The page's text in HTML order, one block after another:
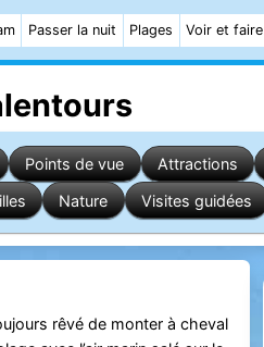
Passer la nuit Plages Voir et faire
Points de vue Attractions
Nature Visites guidées
rêvé de monter à cheval